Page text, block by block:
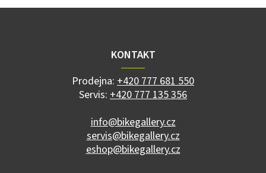
KONTAKT
Prodejna: +420 777 681 550
Servis: +420 777 135 356
info@bikegallery.cz
servis@bikegallery.cz
eshop@bikegallery.cz